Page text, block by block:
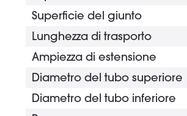
Superficie del giunto
Lunghezza di trasporto
Ampiezza di estensione
Diametro del tubo superiore
Diametro del tubo inferiore